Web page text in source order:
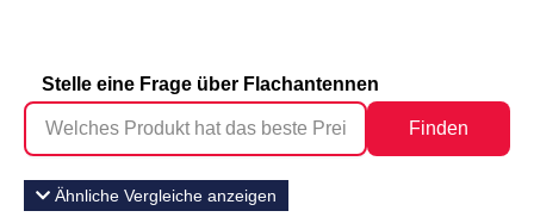
Stelle eine Frage über Flachantennen
Finden
Ähnliche Vergleiche anzeigen